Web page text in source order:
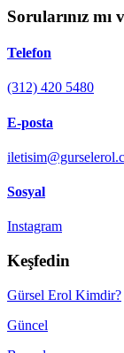
Sorularınız mı
Telefon
(312) 420 5480
E-posta
Sosyal
Instagram
Keşfedin
Gürsel Erol Kimdir?
Güncel